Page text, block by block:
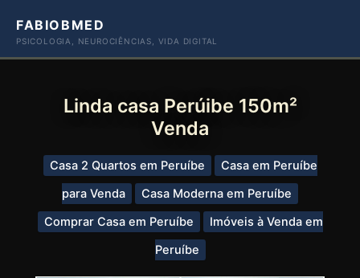
paraFABIOBMED
PSICOLOGIA, NEUROCIÊNCIAS, VIDA DIGITAL
Linda casa Perúibe 150m²
Venda
Casa 2 Quartos em Peruíbe
Casa em Peruíbe
para Venda
Casa Moderna em Peruíbe
Comprar Casa em Peruíbe
Imóveis à Venda em
Peruíbe